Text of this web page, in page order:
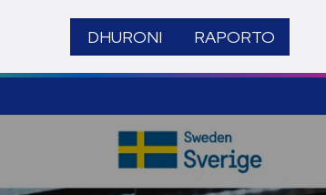
DHURONI RAPORTO